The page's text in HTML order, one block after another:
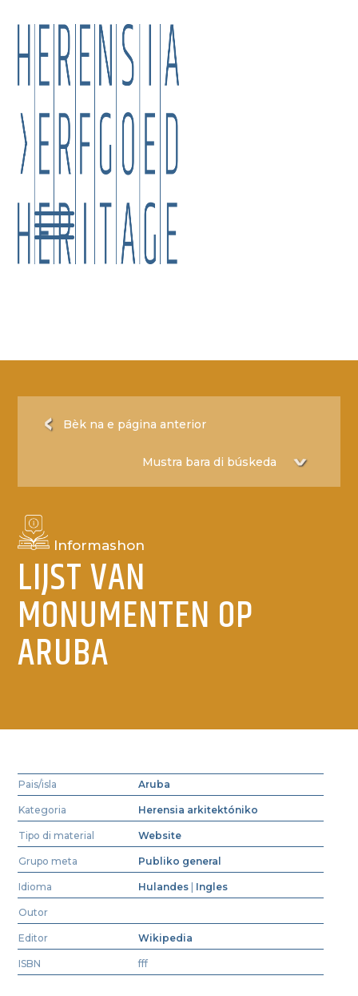
Bèk na e página anterior
Informashon
LIJST VAN
MONUMENTEN OP
ARUBA
Pais/isla Aruba
Kategoria Herensia arkitektóniko
Tipo di material Website
Grupo meta Publiko general
Idioma Hulandes Ingles
Outor
Editor Wikipedia
ISBN fff